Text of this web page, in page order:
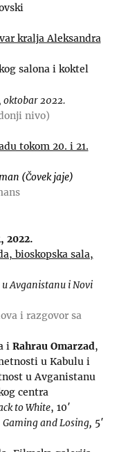
kralja Aleksandra
salona i koktel
oktobar 2022.
nivo)
tokom 20. i 21.
(Čovek jaje)
2022.
bioskopska sala,
Avganistanu i Novi
i razgovor sa
i Rahrau Omarzad,
u Kabulu i
u Avganistanu
centra
to White, 10′
Gaming and Losing, 5′